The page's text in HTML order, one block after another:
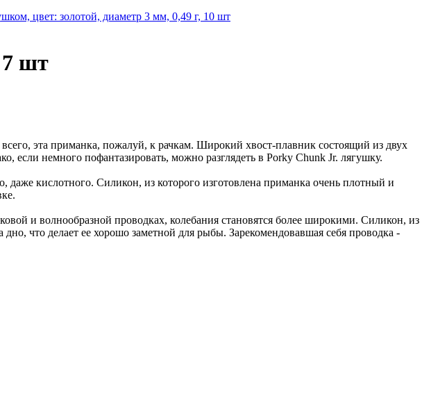
цвет: золотой, диаметр 3 мм, 0,49 г, 10 шт
7 шт
эта приманка, пожалуй, к рачкам. Широкий хвост-плавник состоящий из двух
немного пофантазировать, можно разглядеть в Porky Chunk Jr. лягушку.
даже кислотного. Силикон, из которого изготовлена приманка очень плотный и
и волнообразной проводках, колебания становятся более широкими. Силикон, из
что делает ее хорошо заметной для рыбы. Зарекомендовавшая себя проводка -